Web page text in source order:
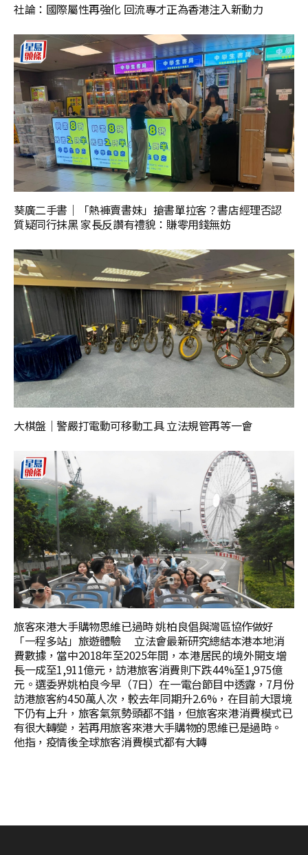
社論：國際屬性再強化 回流專才正為香港注入新動力
葵廣二手書｜「熱褲賣書妹」搶書單拉客？書店經理否認
質疑同行抹黑 家長反讚有禮貌：賺零用錢無妨
大棋盤｜警嚴打電動可移動工具 立法規管再等一會
旅客來港大手購物思維已過時 姚柏良倡與灣區協作做好
「一程多站」旅遊體驗 立法會最新研究總結本港本地消
費數據，當中2018年至2025年間，本港居民的境外開支增
長一成至1,911億元，訪港旅客消費則下跌44%至1,975億
元。選委界姚柏良今早（7日）在一電台節目中透露，7月份
訪港旅客約450萬人次，較去年同期升2.6%，在目前大環境
下仍有上升，旅客氣氛勢頭都不錯，但旅客來港消費模式已
有很大轉變，若再用旅客來港大手購物的思維已是過時。
他指，疫情後全球旅客消費模式都有大轉